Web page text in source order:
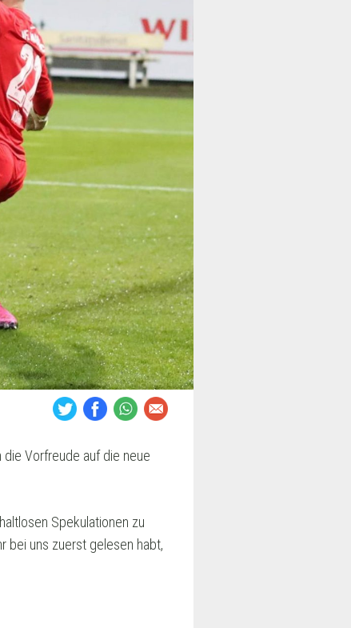
Vorfreude auf die neue
Spekulationen zu
bei uns zuerst gelesen habt,